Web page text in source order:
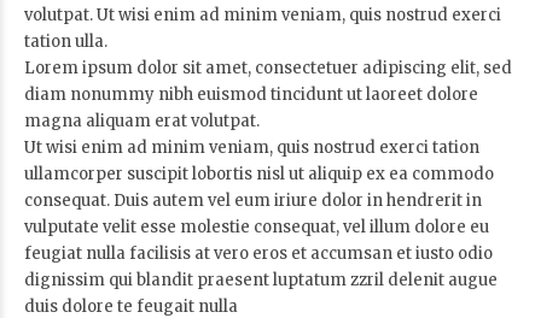
volutpat. Ut wisi enim ad minim veniam, quis nostrud exerci
tation ulla.
Lorem ipsum dolor sit amet, consectetuer adipiscing elit, sed
diam nonummy nibh euismod tincidunt ut laoreet dolore
magna aliquam erat volutpat.
Ut wisi enim ad minim veniam, quis nostrud exerci tation
ullamcorper suscipit lobortis nisl ut aliquip ex ea commodo
consequat. Duis autem vel eum iriure dolor in hendrerit in
vulputate velit esse molestie consequat, vel illum dolore eu
feugiat nulla facilisis at vero eros et accumsan et iusto odio
dignissim qui blandit praesent luptatum zzril delenit augue
duis dolore te feugait nulla